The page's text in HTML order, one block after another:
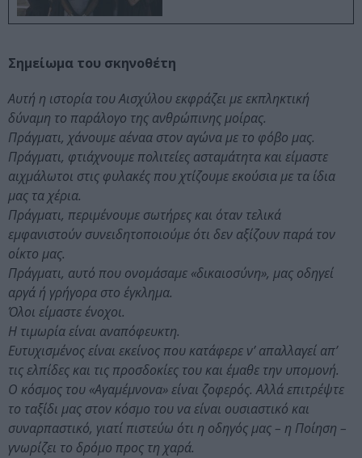
Σημείωμα του σκηνοθέτη
Αυτή η ιστορία του Αισχύλου εκφράζει με εκπληκτική
δύναμη το παράλογο της ανθρώπινης μοίρας.
Πράγματι, χάνουμε αέναα στον αγώνα με το φόβο μας.
Πράγματι, φτιάχνουμε πολιτείες ασταμάτητα και είμαστε
αιχμάλωτοι στις φυλακές που χτίζουμε εκούσια με τα ίδια
μας τα χέρια.
Πράγματι, περιμένουμε σωτήρες και όταν τελικά
εμφανιστούν συνειδητοποιούμε ότι δεν αξίζουν παρά τον
οίκτο μας.
Πράγματι, αυτό που ονομάσαμε «δικαιοσύνη», μας οδηγεί
αργά ή γρήγορα στο έγκλημα.
Όλοι είμαστε ένοχοι.
Η τιμωρία είναι αναπόφευκτη.
Ευτυχισμένος είναι εκείνος που κατάφερε ν’ απαλλαγεί απ’
τις ελπίδες και τις προσδοκίες του και έμαθε την υπομονή.
Ο κόσμος του «Αγαμέμνονα» είναι ζοφερός. Αλλά επιτρέψτε
το ταξίδι μας στον κόσμο του να είναι ουσιαστικό και
συναρπαστικό, γιατί πιστεύω ότι η οδηγός μας – η Ποίηση –
γνωρίζει το δρόμο προς τη χαρά.